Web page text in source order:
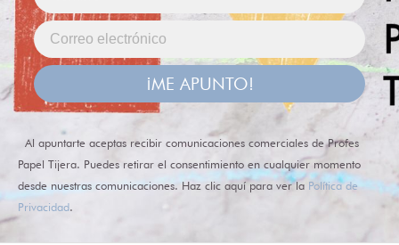
¡ME APUNTO!
Al apuntarte aceptas recibir comunicaciones comerciales de Profes
Papel Tijera. Puedes retirar el consentimiento en cualquier momento
desde nuestras comunicaciones. Haz clic aquí para ver la Política de
Privacidad.